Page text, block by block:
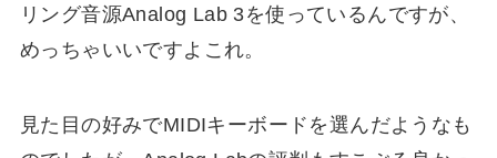
リング音源Analog Lab 3を使っているんですが、
めっちゃいいですよこれ。
見た目の好みでMIDIキーボードを選んだようなも